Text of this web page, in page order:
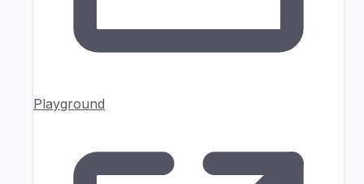
Playground